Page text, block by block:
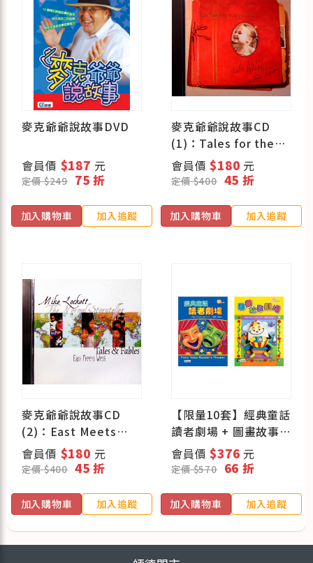
麥克爺爺說故事DVD
會員價 $187 元
定價 $249 75 折
加入購物車 加入追蹤
麥克爺爺說故事CD
(1)：Tales for the
Young at Heart (原裝
進口)
會員價$180 元
定價 $400 45 折
加入購物車 加入追蹤
麥克爺爺說故事CD
(2)：East Meets
West (原裝進口)
會員價 $180 元
定價 $400 45 折
加入購物車 加入追蹤
【限量10套】經典童話
讀者劇場 + 圖畫故事
劇場
會員價$376 元
定價 $570 66 折
加入購物車 加入追蹤